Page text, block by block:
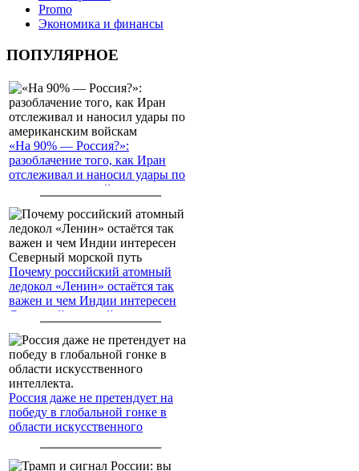
Promo
Экономика и финансы
ПОПУЛЯРНОЕ
«На 90% — Россия?»:
разоблачение того, как Иран
отслеживал и наносил удары по
американским войскам
Почему российский атомный
ледокол «Ленин» остаётся так
важен и чем Индии интересен
Северный морской путь
Россия даже не претендует на
победу в глобальной гонке в
области искусственного